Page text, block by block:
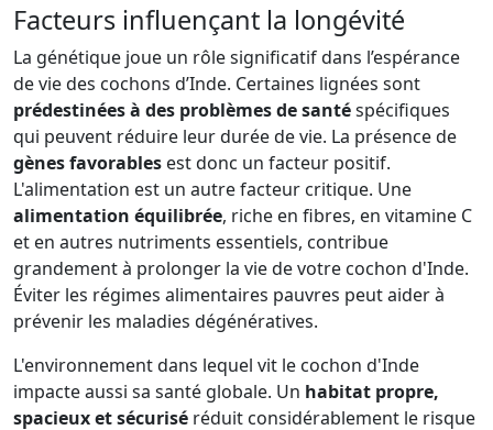
Facteurs influençant la longévité
La génétique joue un rôle significatif dans l’espérance
de vie des cochons d’Inde. Certaines lignées sont
prédestinées à des problèmes de santéspécifiques
qui peuvent réduire leur durée de vie. La présence de
gènes favorables est donc un facteur positif.
L'alimentation est un autre facteur critique. Une
alimentation équilibrée, riche en fibres, en vitamine C
et en autres nutriments essentiels, contribue
grandement à prolonger la vie de votre cochon d'Inde.
Éviter les régimes alimentaires pauvres peut aider à
prévenir les maladies dégénératives.
L'environnement dans lequel vit le cochon d'Inde
impacte aussi sa santé globale. Un habitat propre,
spacieux et sécurisé réduit considérablement le risque